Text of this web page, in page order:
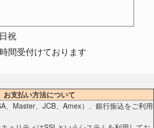
祝
間受付けております
お支払い方法について
、Master、JCB、Amex）、銀行振込をご利用